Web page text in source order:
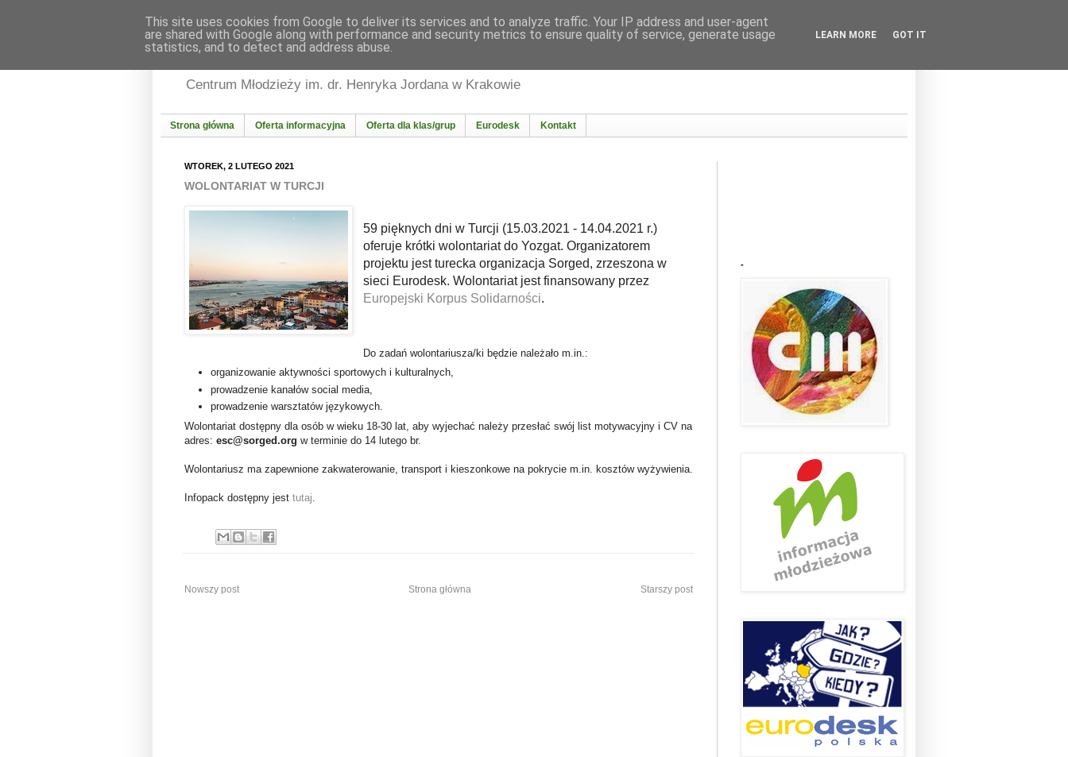
Informacja Młodzieżowa | Regionalny Punkt Informacyjny Eurodesk Kraków
Centrum Młodzieży im. dr. Henryka Jordana w Krakowie
Strona główna Oferta informacyjna Oferta dla klas/grup Eurodesk Kontakt
WTOREK, 2 LUTEGO 2021
WOLONTARIAT W TURCJI
59 pięknych dni w Turcji (15.03.2021 - 14.04.2021 r.)
oferuje krótki wolontariat do Yozgat. Organizatorem
projektu jest turecka organizacja Sorged, zrzeszona w
sieci Eurodesk. Wolontariat jest finansowany przez
Europejski Korpus Solidarności.
Do zadań wolontariusza/ki będzie należało m.in.:
organizowanie aktywności sportowych i kulturalnych,
prowadzenie kanałów social media,
prowadzenie warsztatów językowych.
Wolontariat dostępny dla osób w wieku 18-30 lat, aby wyjechać należy przesłać swój list motywacyjny i CV na
adres: esc@sorged.org w terminie do 14 lutego br.
Wolontariusz ma zapewnione zakwaterowanie, transport i kieszonkowe na pokrycie m.in. kosztów wyżywienia.
Infopack dostępny jest tutaj
Nowszy post Starszy post
Strona główna
-
This site uses cookies from Google to deliver its services and to analyze traffic. Your IP address and user-agent
are shared with Google along with performance and security metrics to ensure quality of service, generate usage
statistics, and to detect and address abuse.
LEARN MORE GOT IT